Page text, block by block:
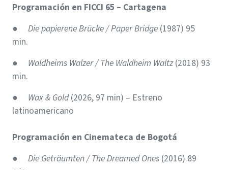
Programación en FICCI 65 – Cartagena
● Die papierene Brücke / Paper Bridge (1987) 95
min.
● Waldheims Walzer / The Waldheim Waltz(2018) 93
min.
● Wax & Gold(2026, 97 min) – Estreno
latinoamericano
Programación en Cinemateca de Bogotá
● Die Geträumten / The Dreamed Ones (2016) 89